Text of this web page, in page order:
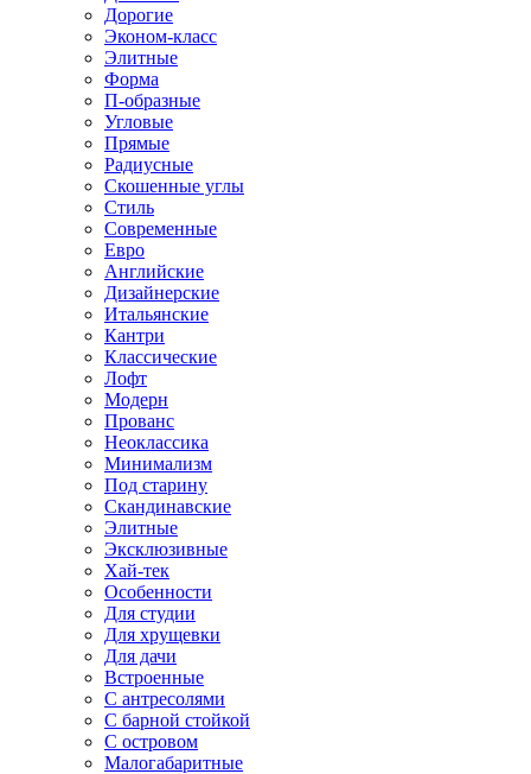
Дорогие
Эконом-класс
Элитные
Форма
П-образные
Угловые
Прямые
Радиусные
Скошенные углы
Стиль
Современные
Евро
Английские
Дизайнерские
Итальянские
Кантри
Классические
Лофт
Модерн
Прованс
Неоклассика
Минимализм
Под старину
Скандинавские
Элитные
Эксклюзивные
Хай-тек
Особенности
Для студии
Для хрущевки
Для дачи
Встроенные
С антресолями
С барной стойкой
С островом
Малогабаритные